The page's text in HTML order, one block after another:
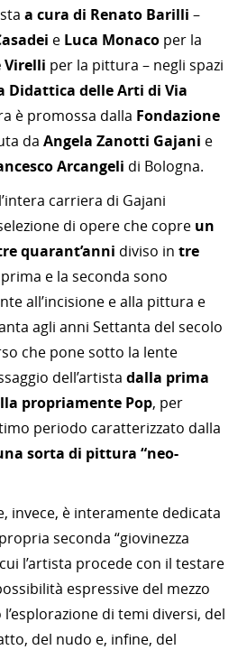
a cura di Renato Barilli –
e Luca Monaco per la
Virelli per la pittura – negli spazi
Didattica delle Arti di Via
è promossa dalla Fondazione
da Angela Zanotti Gajani e
Arcangeli di Bologna.
carriera di Gajani
di opere che copre un
quarant’anni diviso in tre
prima e la seconda sono
all’incisione e alla pittura e
agli anni Settanta del secolo
che pone sotto la lente
dell’artista dalla prima
propriamente Pop, per
periodo caratterizzato dalla
sorta di pittura “neo-
invece, è interamente dedicata
seconda “giovinezza
l’artista procede con il testare
espressive del mezzo
di temi diversi, del
del nudo e, infine, del